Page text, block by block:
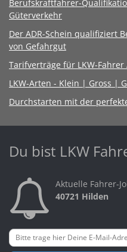
Berufskraftfahrer-
Güterverkehr
Der ADR-Schein qualifiziert
von Gefahrgut
Tarifverträge für LKW-
LKW-Arten - Klein | Gross |
Durchstarten mit der
Du bist LKW
Aktuelle Fahrer-
40721 Hilden